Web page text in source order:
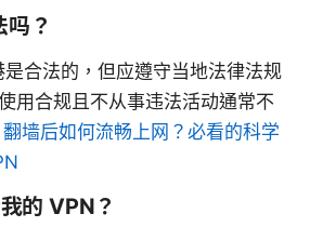
？
合法的，但应遵守当地法律法规
用合规且不从事违法活动通常不
翻墙后如何流畅上网？必看的科学
的 VPN？